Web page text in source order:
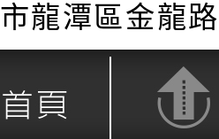
龍潭區金龍